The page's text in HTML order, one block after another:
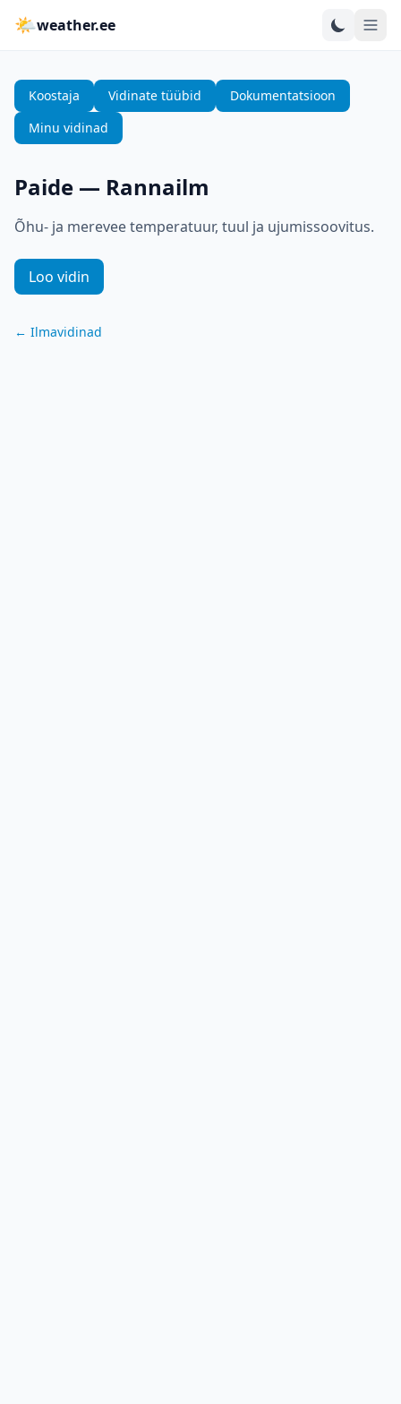
🌤weather.ee
Koostaja Vidinate tüübid
Dokumentatsioon
Minu vidinad
Paide — Rannailm
Õhu- ja merevee temperatuur, tuul ja ujumissoovitus.
Loo vidin
← Ilmavidinad